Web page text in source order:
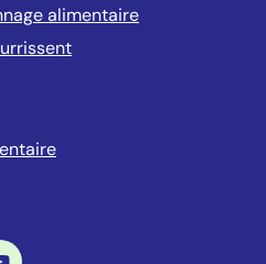
alimentaire